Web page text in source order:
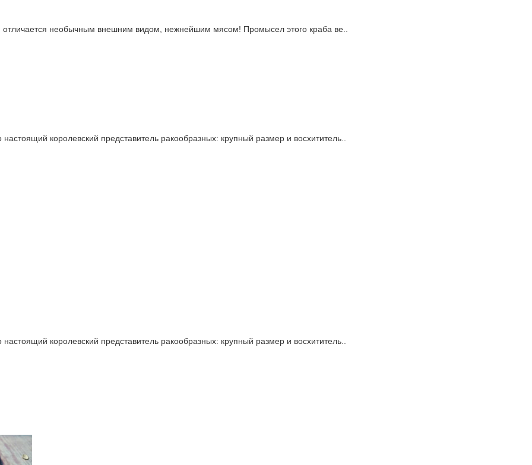
отличается необычным внешним видом, нежнейшим мясом! Промысел этого краба ве..
королевский представитель ракообразных: крупный размер и восхититель..
королевский представитель ракообразных: крупный размер и восхититель..